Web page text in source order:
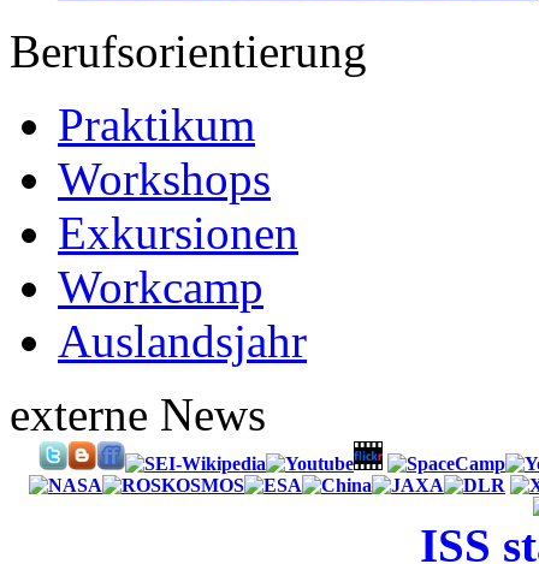
Berufsorientierung
Praktikum
Workshops
Exkursionen
Workcamp
Auslandsjahr
externe News
ISS